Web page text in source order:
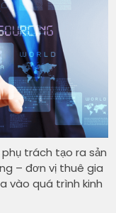
trách tạo ra sản
– đơn vị thuê gia
vào quá trình kinh